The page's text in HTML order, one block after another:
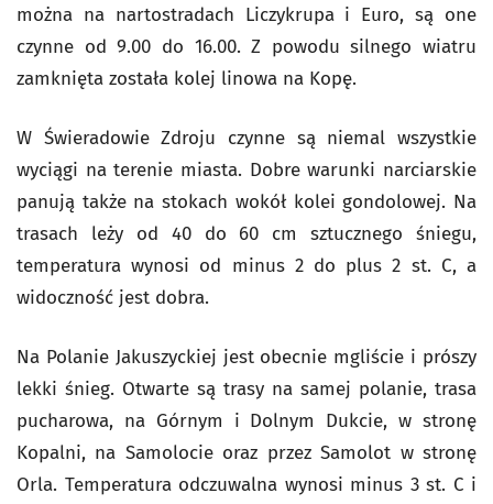
można na nartostradach Liczykrupa i Euro, są one
czynne od 9.00 do 16.00. Z powodu silnego wiatru
zamknięta została kolej linowa na Kopę.
W Świeradowie Zdroju czynne są niemal wszystkie
wyciągi na terenie miasta. Dobre warunki narciarskie
panują także na stokach wokół kolei gondolowej. Na
trasach leży od 40 do 60 cm sztucznego śniegu,
temperatura wynosi od minus 2 do plus 2 st. C, a
widoczność jest dobra.
Na Polanie Jakuszyckiej jest obecnie mgliście i prószy
lekki śnieg. Otwarte są trasy na samej polanie, trasa
pucharowa, na Górnym i Dolnym Dukcie, w stronę
Kopalni, na Samolocie oraz przez Samolot w stronę
Orla. Temperatura odczuwalna wynosi minus 3 st. C i